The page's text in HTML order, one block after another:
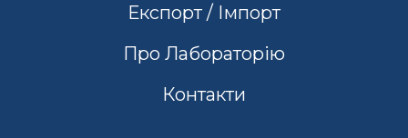
Експорт / Імпорт
Про Лабораторію
Контакти